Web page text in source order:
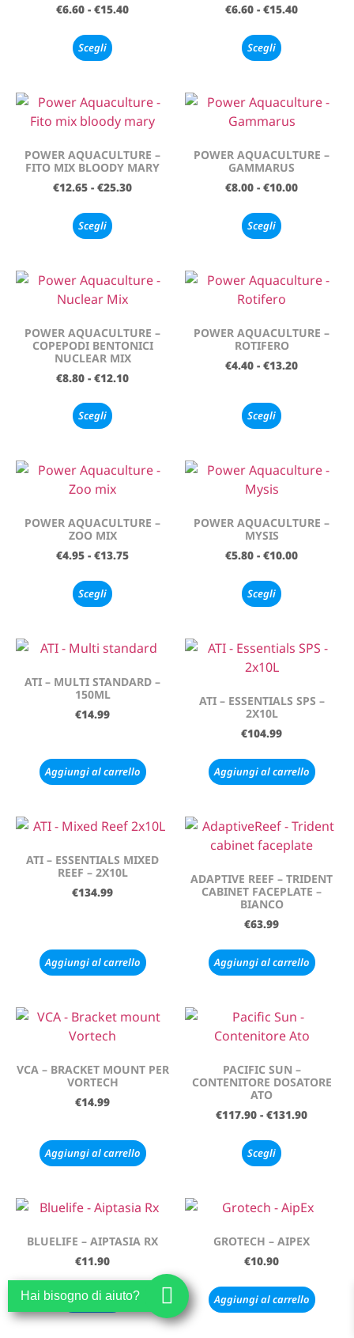
€6.60 - €15.40
Scegli
€6.60 - €15.40
Scegli
POWER AQUACULTURE –
FITO MIX BLOODY MARY
€12.65 - €25.30
Scegli
POWER AQUACULTURE –
GAMMARUS
€8.00 - €10.00
Scegli
POWER AQUACULTURE –
COPEPODI BENTONICI
NUCLEAR MIX
€8.80 - €12.10
Scegli
POWER AQUACULTURE –
ROTIFERO
€4.40 - €13.20
Scegli
POWER AQUACULTURE –
ZOO MIX
€4.95 - €13.75
Scegli
POWER AQUACULTURE –
MYSIS
€5.80 - €10.00
Scegli
ATI – MULTI STANDARD –
150ML
€14.99
Aggiungi al carrello
ATI – ESSENTIALS SPS –
2X10L
€104.99
Aggiungi al carrello
ATI – ESSENTIALS MIXED
REEF – 2X10L
€134.99
Aggiungi al carrello
ADAPTIVE REEF – TRIDENT
CABINET FACEPLATE –
BIANCO
€63.99
Aggiungi al carrello
VCA – BRACKET MOUNT PER
VORTECH
€14.99
Aggiungi al carrello
PACIFIC SUN –
CONTENITORE DOSATORE
ATO
€117.90 - €131.90
Scegli
BLUELIFE – AIPTASIA RX
€11.90
Leggi tutto
GROTECH – AIPEX
€10.90
Aggiungi al carrello
Hai bisogno di aiuto?